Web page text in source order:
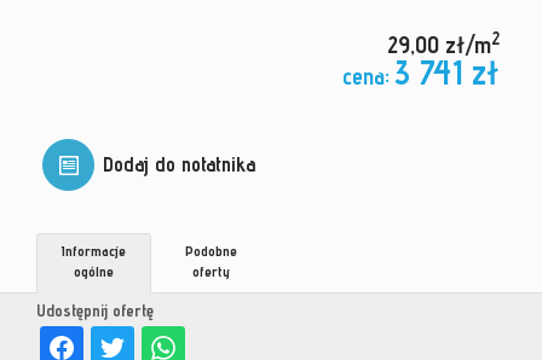
29,00 zł/m2
cena: 3 741 zł
Dodaj do notatnika
Udostępnij ofertę
Informacje
ogólne
Podobne
oferty